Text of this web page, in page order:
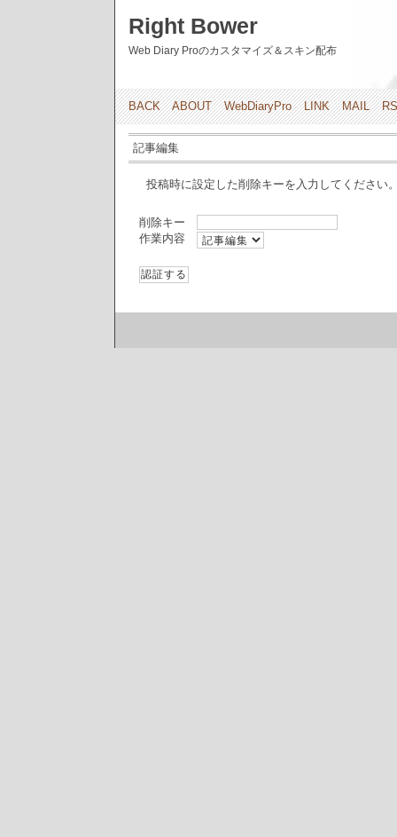
Right Bower
Web Diary Proのカスタマイズ＆スキン配布
BACK ABOUT WebDiaryPro LINK MAIL
記事編集
投稿時に設定した削除キーを入力してください
削除キー
作業内容